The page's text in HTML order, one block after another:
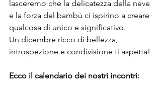
lasceremo che la delicatezza della neve
e la forza del bambù ci ispirino a creare
qualcosa di unico e significativo.
Un dicembre ricco di bellezza,
introspezione e condivisione ti aspetta!
Ecco il calendario dei nostri incontri: